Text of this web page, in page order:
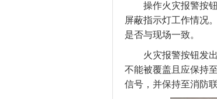
操作火灾报警按钮
屏蔽指示灯工作情况
是否与现场一致。
火灾报警按钮发出
不能被覆盖且应保持
信号，并保持至消防